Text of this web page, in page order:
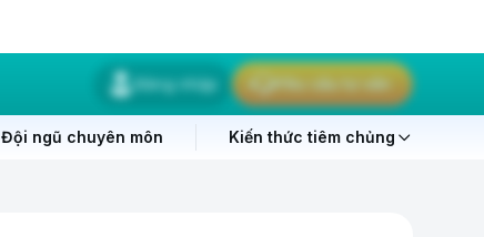
Đăng nhập Yêu cầu tư vấn
Đội ngũ chuyên môn Kiến thức tiêm chủng